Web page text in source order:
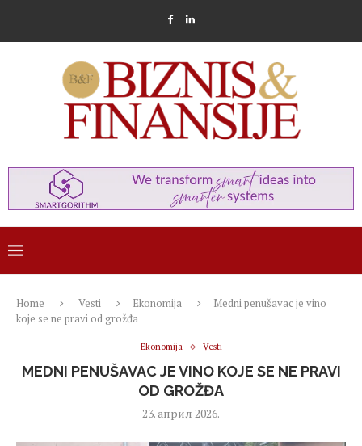
Home Vesti Ekonomija
Medni penušavac je vino
koje se ne pravi od grožđa
Ekonomija Vesti
MEDNI PENUŠAVAC JE VINO KOJE SE NE PRAVI
OD GROŽĐA
23. април 2026.